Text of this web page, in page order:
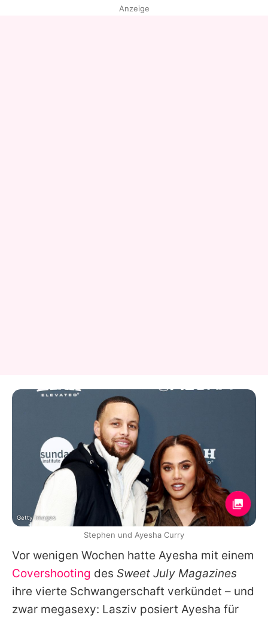
Vor wenigen Wochen hatte Ayesha mit einem
Covershooting des Sweet July Magazines
ihre vierte Schwangerschaft verkündet – und
zwar megasexy: Lasziv posiert Ayesha für
Anzeige
Getty Images
Stephen und Ayesha Curry